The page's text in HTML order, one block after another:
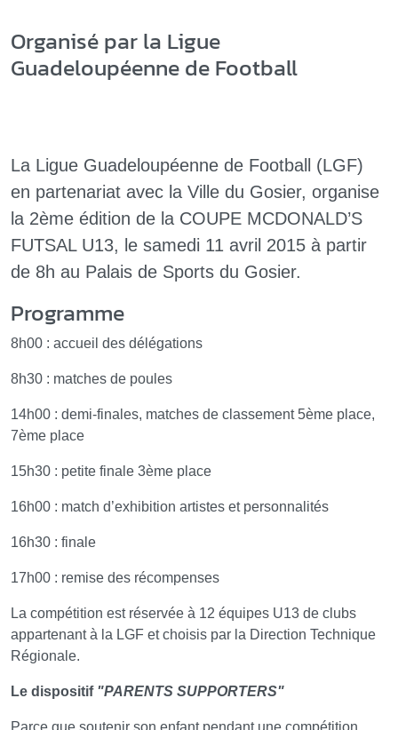
Organisé par la Ligue
Guadeloupéenne de Football
La Ligue Guadeloupéenne de Football (LGF)
en partenariat avec la Ville du Gosier, organise
la 2ème édition de la COUPE MCDONALD’S
FUTSAL U13, le samedi 11 avril 2015 à partir
de 8h au Palais de Sports du Gosier.
Programme
8h00 : accueil des délégations
8h30 : matches de poules
14h00 : demi-finales, matches de classement 5ème place,
7ème place
15h30 : petite finale 3ème place
16h00 : match d’exhibition artistes et personnalités
16h30 : finale
17h00 : remise des récompenses
La compétition est réservée à 12 équipes U13 de clubs
appartenant à la LGF et choisis par la Direction Technique
Régionale.
Le dispositif "PARENTS SUPPORTERS"
Parce que soutenir son enfant pendant une compétition